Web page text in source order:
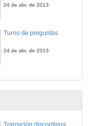
24 de abr. de 2013
Turno de preguntas
24 de abr. de 2013